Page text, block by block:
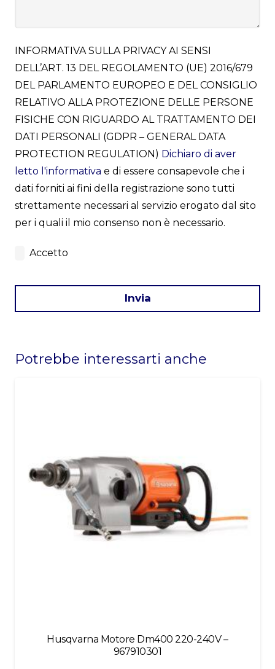
INFORMATIVA SULLA PRIVACY AI SENSI
DELL’ART. 13 DEL REGOLAMENTO (UE) 2016/679
DEL PARLAMENTO EUROPEO E DEL CONSIGLIO
RELATIVO ALLA PROTEZIONE DELLE PERSONE
FISICHE CON RIGUARDO AL TRATTAMENTO DEI
DATI PERSONALI (GDPR – GENERAL DATA
PROTECTION REGULATION) Dichiaro di aver
letto l'informativa e di essere consapevole che i
dati forniti ai fini della registrazione sono tutti
strettamente necessari al servizio erogato dal sito
per i quali il mio consenso non è necessario.
Accetto
Invia
should
Potrebbe interessarti anche
Husqvarna Motore Dm400 220-240V –
967910301